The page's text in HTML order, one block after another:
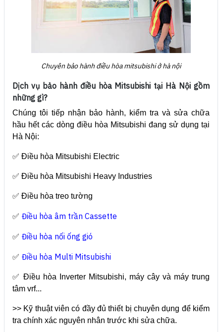
Chuyên bảo hành điều hòa mitsubishi ở hà nội
Dịch vụ bảo hành điều hòa Mitsubishi tại Hà Nội gồm
những gì?
Chúng tôi tiếp nhận bảo hành, kiểm tra và sửa chữa
hầu hết các dòng điều hòa Mitsubishi đang sử dụng tại
Hà Nội:
✅ Điều hòa Mitsubishi Electric
✅ Điều hòa Mitsubishi Heavy Industries
✅ Điều hòa treo tường
✅ Điều hòa âm trần Cassette
✅ Điều hòa nối ống gió
✅ Điều hòa Multi Mitsubishi
✅ Điều hòa Inverter Mitsubishi, máy cây và máy trung
tâm vrf...
>> Kỹ thuật viên có đầy đủ thiết bị chuyên dụng để kiểm
tra chính xác nguyên nhân trước khi sửa chữa.